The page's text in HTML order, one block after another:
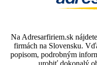
Na Adresarfiriem.sk
firmách na Slovensku.
popisom, podrobným